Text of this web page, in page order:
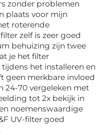
zonder problemen
plaats voor mijn
roterende
zelf is zeer goed
behuizing zijn twee
je het filter
het installeren en
geen merkbare invloed
24-70 vergeleken met
tot 2x bekijk in
noemenswaardige
UV-filter goed